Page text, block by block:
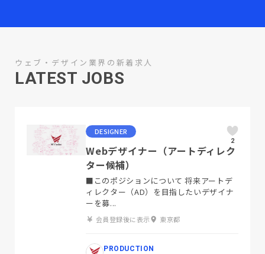
ウェブ・デザイン業界の新着求人
LATEST JOBS
DESIGNER
2
Webデザイナー（アートディレク
ター候補）
■このポジションについて 将来アートデ
ィレクター（AD）を目指したいデザイナ
ーを募...
会員登録後に表示 東京都
PRODUCTION